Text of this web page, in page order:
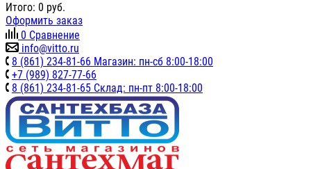
Итого: 0 руб.
Оформить заказ
0 Сравнение
info@vitto.ru
8 (861) 234-81-66 Магазин: пн-сб 8:00-18:00
+7 (989) 827-77-66
8 (861) 234-81-65 Склад: пн-пт 8:00-18:00